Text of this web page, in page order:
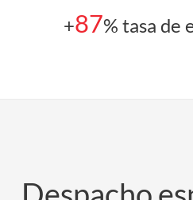
+87% tasa de